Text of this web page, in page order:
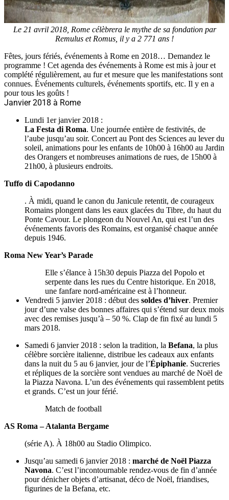
Le 21 avril 2018, Rome célèbrera le mythe de sa fondation par
Remulus et Romus, il y a 2 771 ans !
Fêtes, jours fériés, événements à Rome en 2018… Demandez le
programme ! Cet agenda des événements à Rome est mis à jour et
complété régulièrement, au fur et mesure que les manifestations sont
connues. Événements culturels, événements sportifs, etc. Il y en a
pour tous les goûts !
Janvier 2018 à Rome
Lundi 1er janvier 2018 :
La Festa di Roma. Une journée entière de festivités, de
l’aube jusqu’au soir. Concert au Pont des Sciences au lever du
soleil, animations pour les enfants de 10h00 à 16h00 au Jardin
des Orangers et nombreuses animations de rues, de 15h00 à
21h00, à plusieurs endroits.
Tuffo di Capodanno
. À midi, quand le canon du Janicule retentit, de courageux
Romains plongent dans les eaux glacées du Tibre, du haut du
Ponte Cavour. Le plongeon du Nouvel An, qui est l’un des
événements favoris des Romains, est organisé chaque année
depuis 1946.
Roma New Year’s Parade
Elle s’élance à 15h30 depuis Piazza del Popolo et
serpente dans les rues du Centre historique. En 2018,
une fanfare nord-américaine est à l’honneur.
Vendredi 5 janvier 2018 : début des soldes d’hiver. Premier
jour d’une valse des bonnes affaires qui s’étend sur deux mois
avec des remises jusqu’à – 50 %. Clap de fin fixé au lundi 5
mars 2018.
Samedi 6 janvier 2018 : selon la tradition, la Befana, la plus
célèbre sorcière italienne, distribue les cadeaux aux enfants
dans la nuit du 5 au 6 janvier, jour de l’Épiphanie. Sucreries
et répliques de la sorcière sont vendues au marché de Noël de
la Piazza Navona. L’un des événements qui rassemblent petits
et grands. C’est un jour férié.
Match de football
AS Roma – Atalanta Bergame
(série A). À 18h00 au Stadio Olimpico.
Jusqu’au samedi 6 janvier 2018 : marché de Noël Piazza
Navona. C’est l’incontournable rendez-vous de fin d’année
pour dénicher objets d’artisanat, déco de Noël, friandises,
figurines de la Befana, etc.